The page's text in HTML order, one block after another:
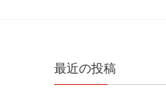
最近の投稿